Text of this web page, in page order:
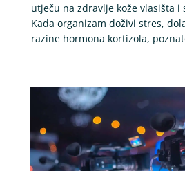
utječu na zdravlje kože vlasišta i
Kada organizam doživi stres,
razine hormona kortizola,